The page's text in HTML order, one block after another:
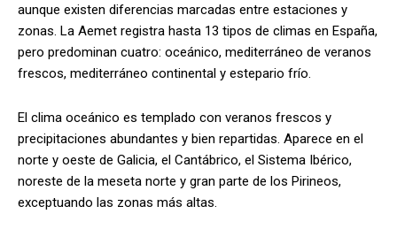
aunque existen diferencias marcadas entre estaciones y
zonas. La Aemet registra hasta 13 tipos de climas en España,
pero predominan cuatro: oceánico, mediterráneo de veranos
frescos, mediterráneo continental y estepario frío.
El clima oceánico es templado con veranos frescos y
precipitaciones abundantes y bien repartidas. Aparece en el
norte y oeste de Galicia, el Cantábrico, el Sistema Ibérico,
noreste de la meseta norte y gran parte de los Pirineos,
exceptuando las zonas más altas.